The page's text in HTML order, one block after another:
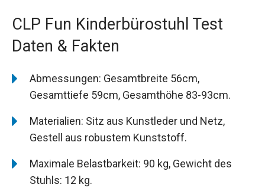
CLP Fun Kinderbürostuhl Test
Daten & Fakten
Abmessungen: Gesamtbreite 56cm,
Gesamttiefe 59cm, Gesamthöhe 83-93cm.
Materialien: Sitz aus Kunstleder und Netz,
Gestell aus robustem Kunststoff.
Maximale Belastbarkeit: 90 kg, Gewicht des
Stuhls: 12 kg.